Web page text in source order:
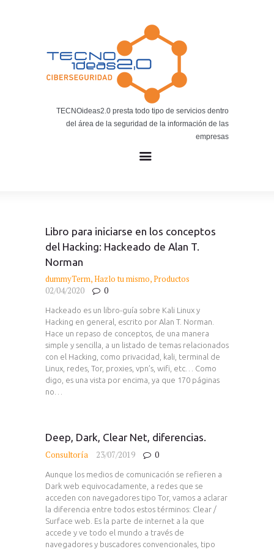
TECNOideas2.0 presta todo tipo de servicios dentro
del área de la seguridad de la información de las
empresas
BLOG TECNOIDEAS
Noticias tecnológicas.
Libro para iniciarse en los conceptos
del Hacking: Hackeado de Alan T.
Norman
dummyTerm,Hazlo tu mismo,Productos
02/04/2020
0
Hackeado es un libro-guía sobre Kali Linux y
Hacking en general, escrito por Alan T. Norman.
Hace un repaso de conceptos, de una manera
simple y sencilla, a un listado de temas relacionados
con el Hacking, como privacidad, kali, terminal de
Linux, redes, Tor, proxies, vpn’s, wifi, etc… Como
digo, es una vista por encima, ya que 170 páginas
no…
Deep, Dark, Clear Net, diferencias.
Consultoría 23/07/2019 0
Aunque los medios de comunicación se refieren a
Dark web equivocadamente, a redes que se
acceden con navegadores tipo Tor, vamos a aclarar
la diferencia entre todos estos términos: Clear /
Surface web. Es la parte de internet a la que
accede y ve todo el mundo a través de
navegadores y buscadores convencionales, tipo